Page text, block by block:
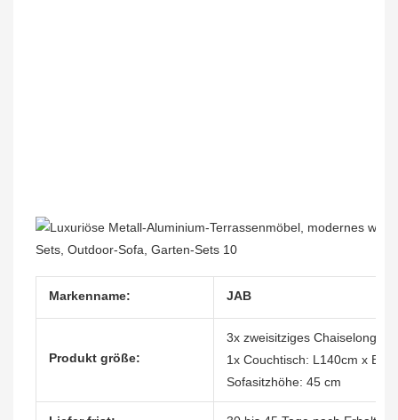
Markenname: JAB
Produkt größe:
3x zweisitziges
1x Couchtisch: L140cm x
Sofasitzhöhe: 45 cm